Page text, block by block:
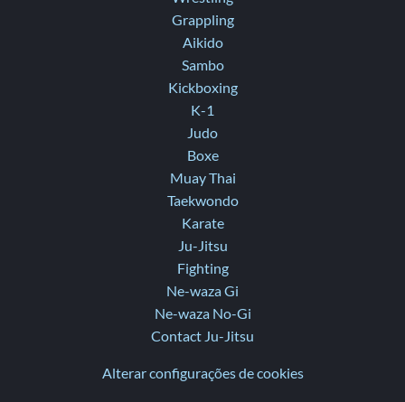
Grappling
Aikido
Sambo
Kickboxing
K-1
Judo
Boxe
Muay Thai
Taekwondo
Karate
Ju-Jitsu
Fighting
Ne-waza Gi
Ne-waza No-Gi
Contact Ju-Jitsu
Alterar configurações de cookies